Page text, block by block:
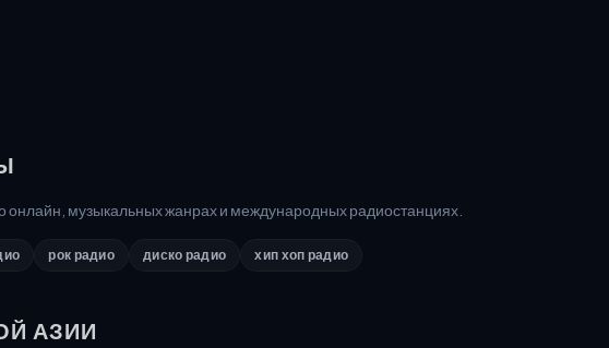
музыкальных жанрах и международных радиостанциях.
рок радио диско радио хип хоп радио
АЗИИ